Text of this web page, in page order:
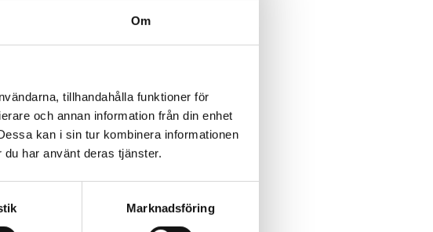
Om
tillhandahålla funktioner för
och annan information från din enhet
kan i sin tur kombinera informationen
har använt deras tjänster.
Marknadsföring